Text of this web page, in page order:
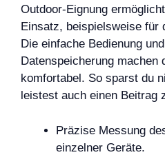
Outdoor-Eignung
Einsatz, beispielsweise für
Die einfache Bedienung
Datenspeicherung machen
komfortabel. So sparst du
leistest auch einen Beitrag
Präzise Messung
einzelner Geräte.